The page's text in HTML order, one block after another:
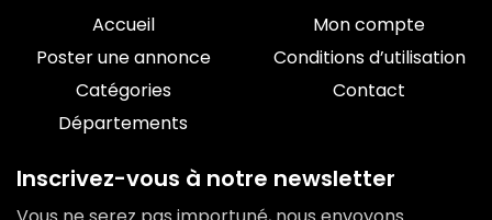
Accueil
Poster une annonce
Catégories
Départements
Mon compte
Conditions d’utilisation
Contact
Inscrivez-vous à notre newsletter